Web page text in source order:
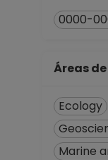
0000-
Áreas
Ecology
Marine